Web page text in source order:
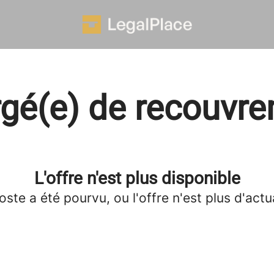
de
L'offre n'est plus disponible
a été pourvu, ou l'offre n'est plus